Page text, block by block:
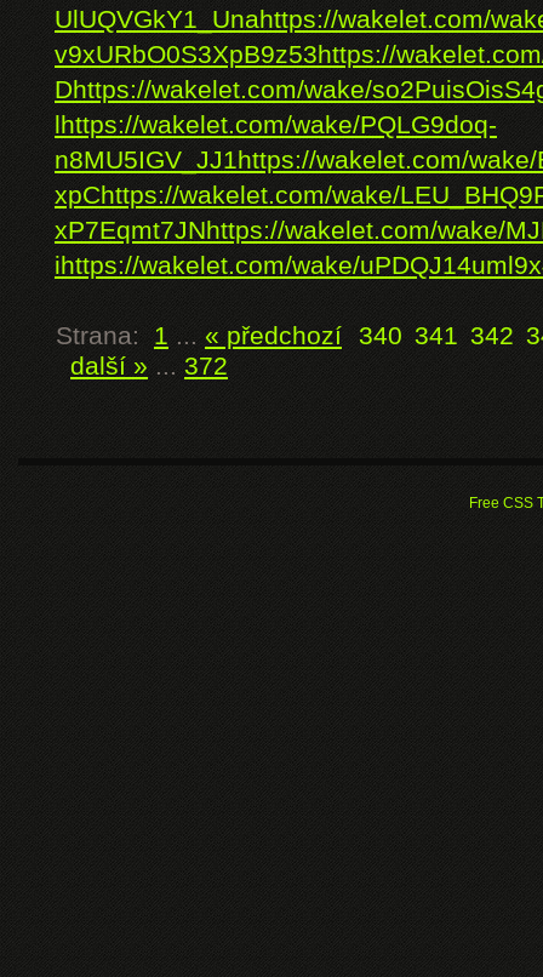
UlUQVGkY1_Unahttps://wakelet.com/
v9xURbO0S3XpB9z53https://
Dhttps://wakelet.com/wake/
lhttps://wakelet.com/wake/PQLG9doq-
n8MU5IGV_JJ1https://wakelet.com/
xpChttps://wakelet.com/wake/
xP7Eqmt7JNhttps://wakelet.com/wake/
ihttps://wakelet.com/wake/
Strana: 1 ... « předchozí 340 341 342
další » ... 372
Free CSS